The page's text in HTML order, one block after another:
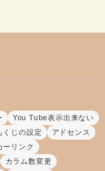
You Tube表示出来ない
くじの設定
アドセンス
ーリンク
カラム数変更